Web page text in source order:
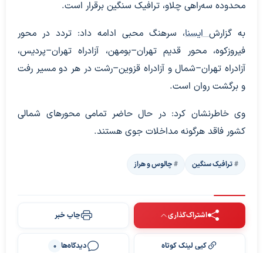
محدوده سه‌راهی چلاو، ترافیک سنگین برقرار است.
به گزارشایسنا، سرهنگ محبی ادامه داد: تردد در محور
فیروزکوه، محور قدیم تهران–بومهن، آزادراه تهران–پردیس،
آزادراه تهران–شمال و آزادراه قزوین–رشت در هر دو مسیر رفت
و برگشت روان است.
وی خاطرنشان کرد: در حال حاضر تمامی محورهای شمالی
کشور فاقد هرگونه مداخلات جوی هستند.
ترافیک سنگین چالوس و هراز
اشتراک‌گذاری چاپ خبر
کپی لینک کوتاه دیدگاه‌ها 0